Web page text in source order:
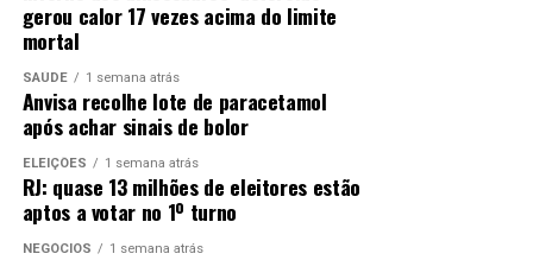
gerou calor 17 vezes acima do limite
mortal
SAÚDE 1 semana atrás
Anvisa recolhe lote de paracetamol
após achar sinais de bolor
ELEIÇÕES 1 semana atrás
RJ: quase 13 milhões de eleitores estão
aptos a votar no 1º turno
NEGÓCIOS 1 semana atrás